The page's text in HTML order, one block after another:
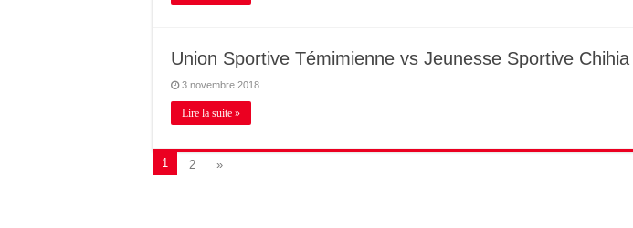
Union Sportive Témimienne vs Jeunesse Sportive Chihia
3 novembre 2018
Lire la suite »
1 2 »